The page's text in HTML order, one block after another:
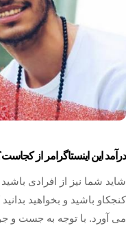
درآمد این اینستاگرامر از
شاید شما نیز از افرادی باشید
کنجکاو باشید و بخواهید
می آورد. با توجه به جست و